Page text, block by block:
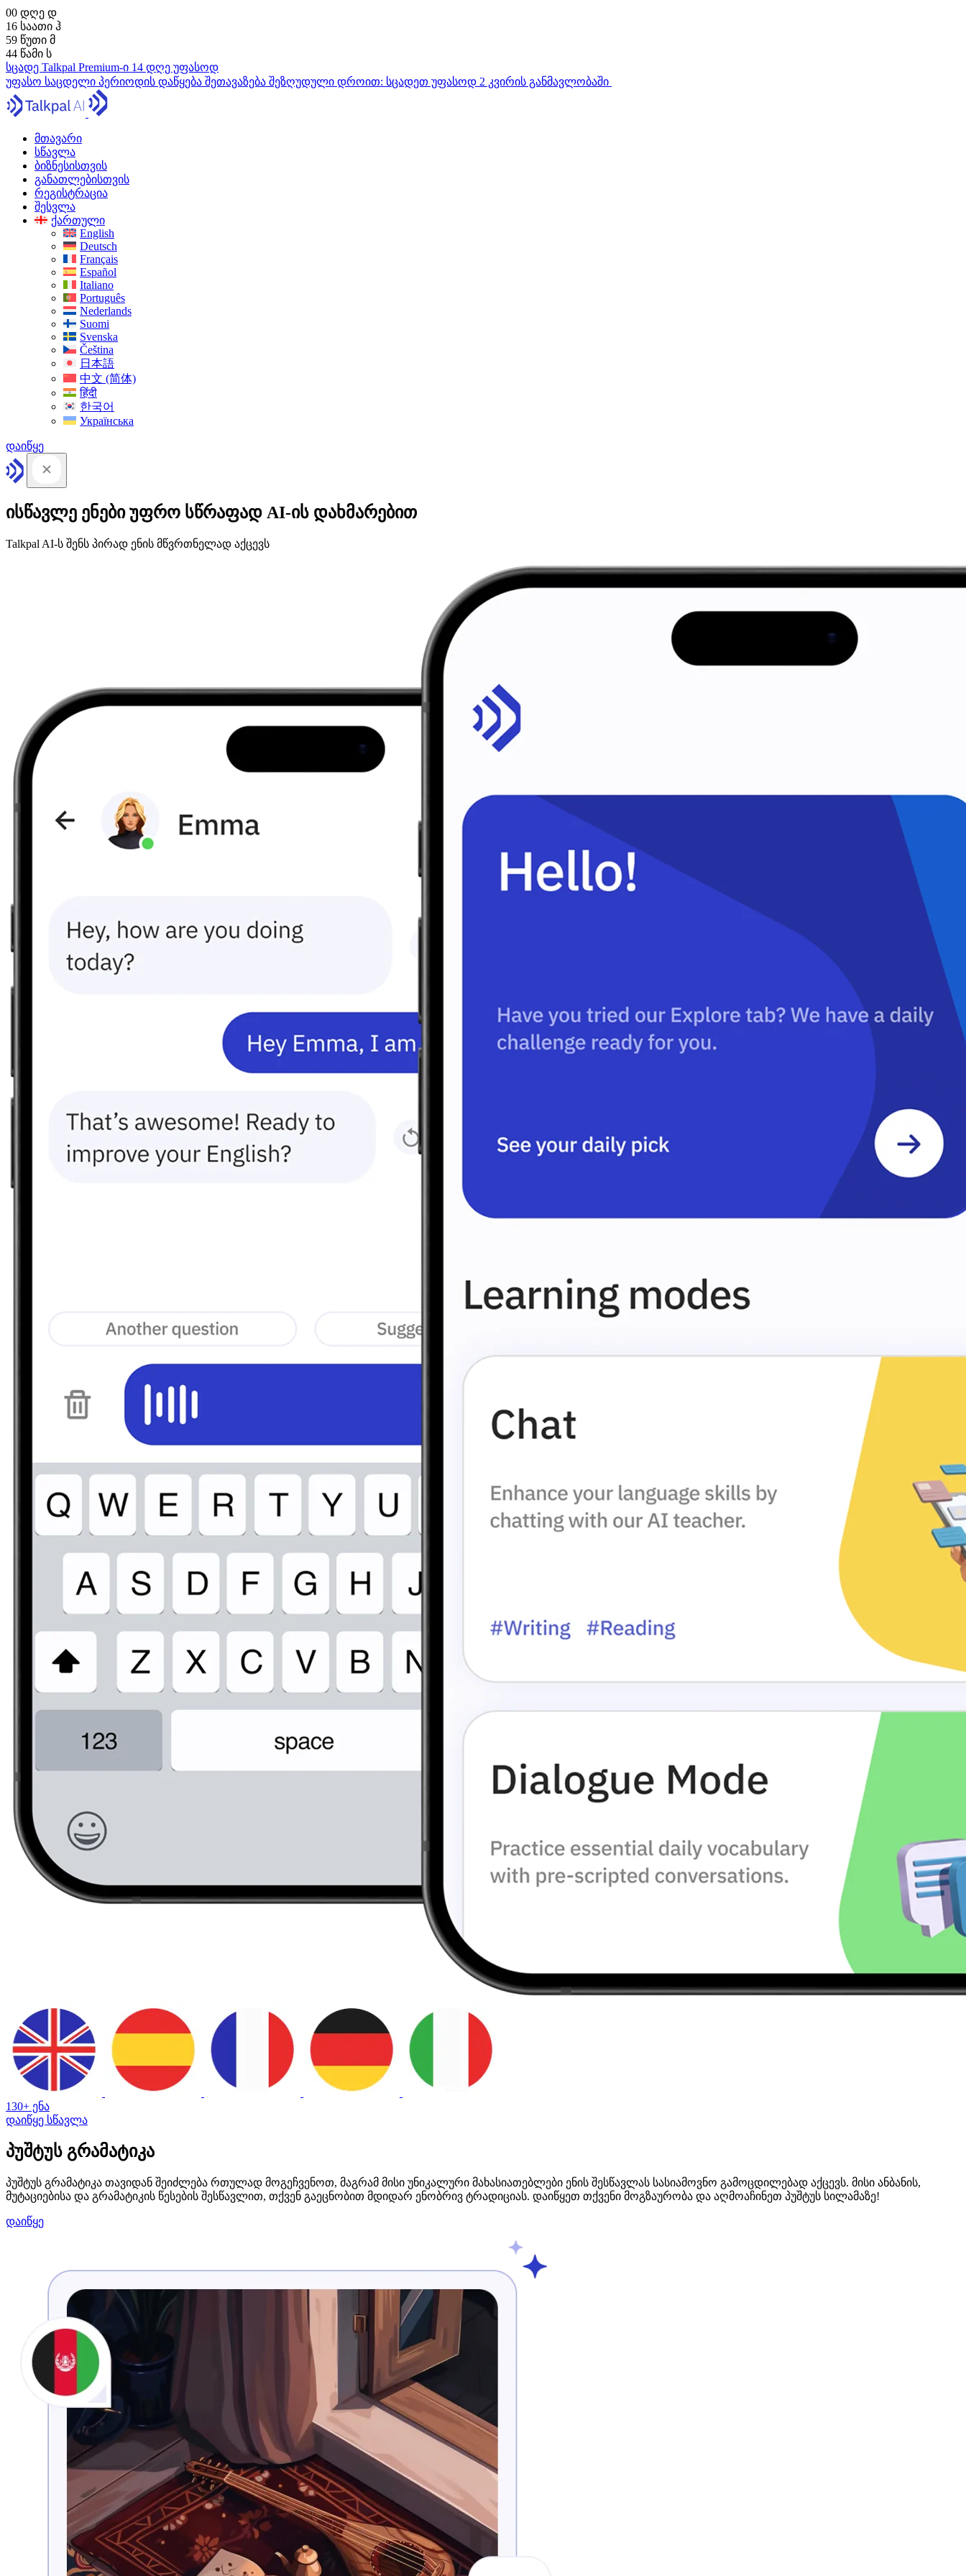
00 დღე დ
16 საათი ჰ
59 წუთი მ
43 წამი ს
სცადე Talkpal Premium-ი 14 დღე უფასოდ
უფასო საცდელი პერიოდის დაწყება შეთავაზება შეზღუდული დროით: სცადეთ უფასოდ 2 კვირის განმავლობაში
მთავარი
სწავლა
ბიზნესისთვის
განათლებისთვის
რეგისტრაცია
შესვლა
ქართული
English
Deutsch
Français
Español
Italiano
Português
Nederlands
Suomi
Svenska
Čeština
日本語
中文 (简体)
हिंदी
한국어
Українська
დაიწყე
ისწავლე ენები უფრო სწრაფად AI-ის დახმარებით
Talkpal AI-ს შენს პირად ენის მწვრთნელად აქცევს
130+ ენა
დაიწყე სწავლა
პუშტუს გრამატიკა
პუშტუს გრამატიკა თავიდან შეიძლება რთულად მოგეჩვენოთ, მაგრამ მისი უნიკალური მახასიათებლები ენის შესწავლას სასიამოვნო გამოცდილებად აქცევს. მისი ანბანის,
მუტაციებისა და გრამატიკის წესების შესწავლით, თქვენ გაეცნობით მდიდარ ენობრივ ტრადიციას. დაიწყეთ თქვენი მოგზაურობა და აღმოაჩინეთ პუშტუს სილამაზე!
დაიწყე